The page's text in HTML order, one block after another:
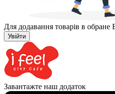
Для додавання товарів в обране
Увійти
Завантажте наш додаток